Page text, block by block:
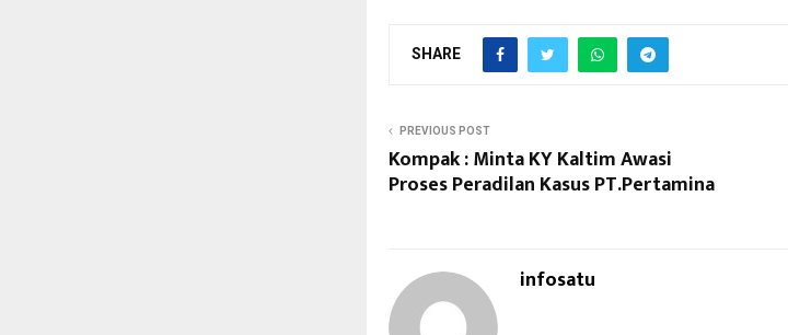
SHARE
PREVIOUS POST
Kompak : Minta KY Kaltim Awasi
Proses Peradilan Kasus PT.Pertamina
infosatu